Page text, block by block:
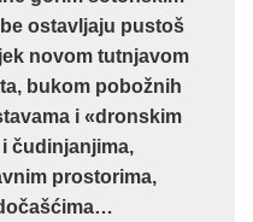
ostavljaju pustoš
novom tutnjavom
bukom pobožnih
i «dronskim
čudinjanjima,
prostorima,